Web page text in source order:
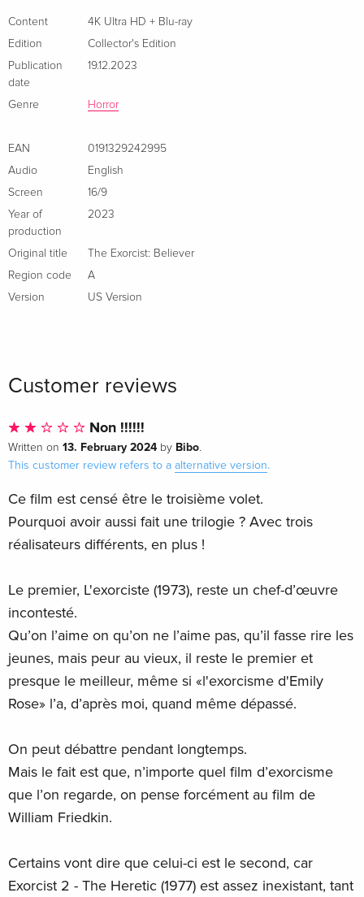
4K Ultra HD + Blu-ray
Italian
Content
4K Ultra HD + Blu-ray
Edition
Collector's Edition
Publication
date
19.12.2023
Genre Horror
EAN
0191329242995
Audio
English
Screen
16/9
Year of
production
2023
Original title
The Exorcist: Believer
Region code
A
Version
US Version
Customer reviews
Non !!!!!!
Written on 13. February 2024 by Bibo.
This customer review refers to a alternative version.
Ce film est censé être le troisième volet.
Pourquoi avoir aussi fait une trilogie ? Avec trois
réalisateurs différents, en plus !
Le premier, L'exorciste (1973), reste un chef-d’œuvre
incontesté.
Qu’on l’aime on qu’on ne l’aime pas, qu’il fasse rire les
jeunes, mais peur au vieux, il reste le premier et
presque le meilleur, même si «l'exorcisme d'Emily
Rose» l’a, d’après moi, quand même dépassé.
On peut débattre pendant longtemps.
Mais le fait est que, n’importe quel film d’exorcisme
que l’on regarde, on pense forcément au film de
William Friedkin.
Certains vont dire que celui-ci est le second, car
Exorcist 2 - The Heretic (1977) est assez inexistant, tant